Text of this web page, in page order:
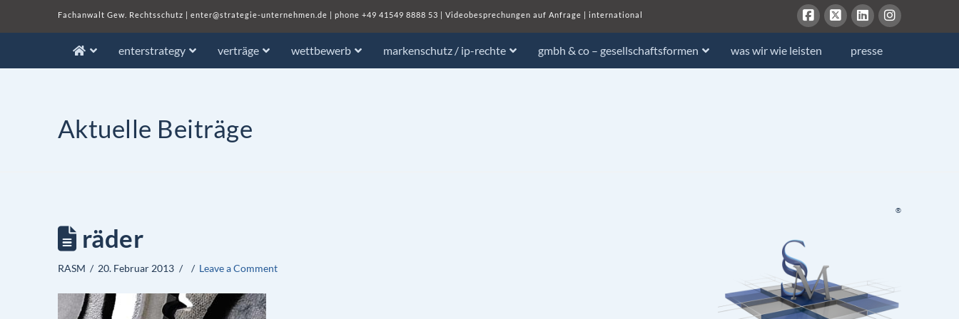
Fachanwalt Gew. Rechtsschutz | enter@strategie-unternehmen.de | phone +49 41549 8888 53 | Videobesprechungen auf Anfrage | international
enterstrategy verträge wettbewerb markenschutz / ip-rechte gmbh & co – gesellschaftsformen was wir wie leisten presse
Aktuelle Beiträge
räder
RASM 20. Februar 2013 Leave a Comment
®